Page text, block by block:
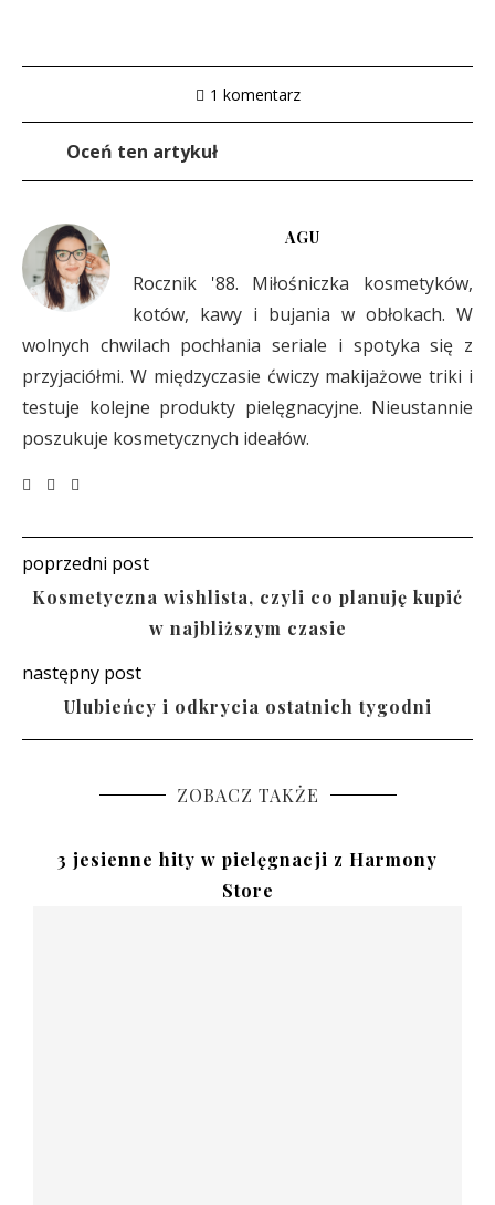
1 komentarz
Oceń ten artykuł
AGU
Rocznik '88. Miłośniczka kosmetyków,
kotów, kawy i bujania w obłokach. W
wolnych chwilach pochłania seriale i spotyka się z
przyjaciółmi. W międzyczasie ćwiczy makijażowe triki i
testuje kolejne produkty pielęgnacyjne. Nieustannie
poszukuje kosmetycznych ideałów.
poprzedni post
Kosmetyczna wishlista, czyli co planuję kupić
w najbliższym czasie
następny post
Ulubieńcy i odkrycia ostatnich tygodni
ZOBACZ TAKŻE
3 jesienne hity w pielęgnacji z Harmony
Store